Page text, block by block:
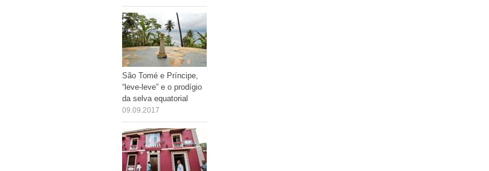
São Tomé e Príncipe,
“leve-leve” e o prodígio
da selva equatorial
09.09.2017